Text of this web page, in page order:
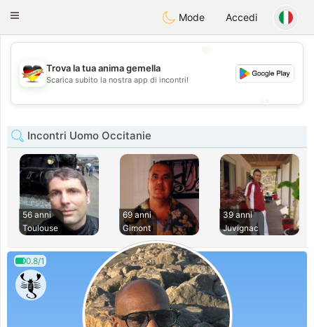
DeutschDating
Toggle
Mode Accedi
💖
💕
Trova la tua anima gemella
Scarica subito la nostra app di incontri!
Incontri Uomo Occitanie
56 anni
Toulouse
69 anni
Gimont
39 anni
Juvignac
0.8/1